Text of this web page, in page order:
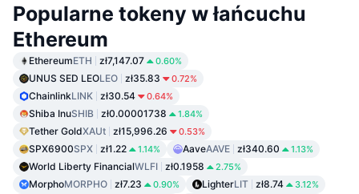
Popularne tokeny w łańcuchu
Ethereum
EthereumETH zł7,147.07 0.60%
UNUS SED LEOLEO zł35.83 0.72%
ChainlinkLINK zł30.54 0.64%
Shiba InuSHIB zł0.00001738 1.84%
Tether GoldXAUt zł15,996.26 0.53%
SPX6900SPX zł1.22 1.14% AaveAAVE zł340.60 1.13%
World Liberty FinancialWLFI zł0.1958 2.75%
MorphoMORPHO zł7.23 0.90% LighterLIT zł8.74 3.12%